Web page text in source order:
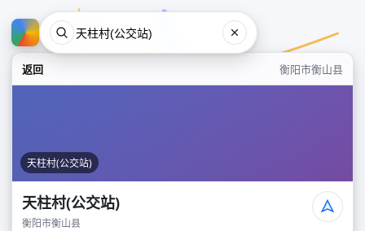
返回 衡阳市衡山县
天柱村(公交站)
天柱村(公交站)
衡阳市衡山县